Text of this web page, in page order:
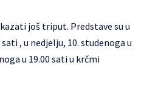
još triput. Predstave su u
, u nedjelju, 10. studenoga u
u 19.00 sati u krčmi